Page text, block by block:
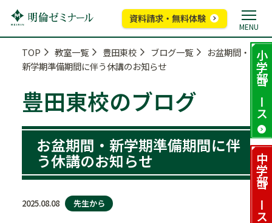
資料請求・無料体験
MENU
小学部
コース
中学部
コース
TOP 教室一覧 豊田東校 ブログ一覧
お盆期間・
新学期準備期間に伴う休講のお知らせ
豊田東校のブログ
お盆期間・新学期準備期間に伴
う休講のお知らせ
2025.08.08 先生から